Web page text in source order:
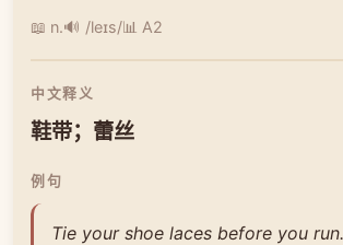
📖 n.🔊 /leɪs/📊 A2
中文释义
鞋带；蕾丝
例句
Tie your shoe laces before you run.